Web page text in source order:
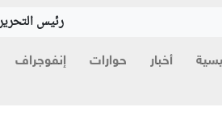
رئيس
أخبار حوارات إنفوجراف